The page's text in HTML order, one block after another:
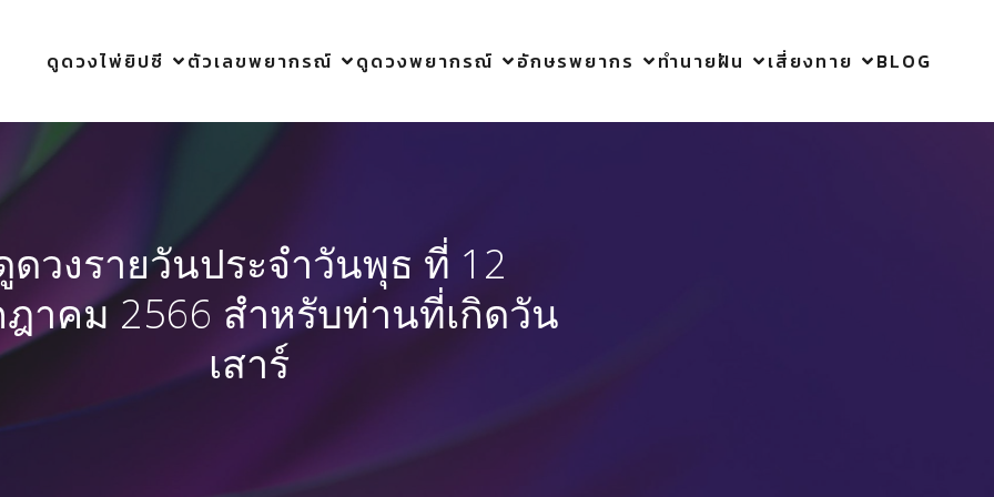
ดูดวงไพ่ยิปซี ตัวเลขพยากรณ์ ดูดวงพยากรณ์ อักษรพยากร ทำนายฝัน เสี่ยงทาย BLOG
ดวงรายวันประจำวันพุธ ที่ 12
าคม 2566 สำหรับท่านที่เกิดวัน
เสาร์